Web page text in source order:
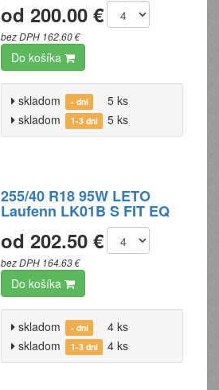
od 200.00 €
bez DPH 162.60 €
Do košíka
skladom - dní
5 ks
skladom
1-3 dni 5 ks
255/40 R18 95W LETO
Laufenn LK01B S FIT EQ
od 202.50 €
bez DPH 164.63 €
Do košíka
skladom - dní
4 ks
skladom
1-3 dni 4 ks